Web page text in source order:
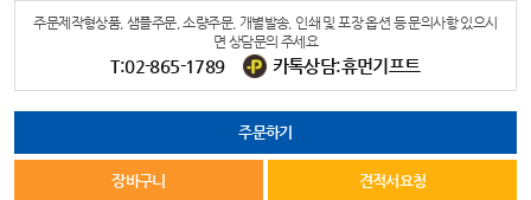
주문제작형상품, 샘플주문, 소량주문, 개별발송, 인쇄 및 포장 옵션 등 문의사항 있으시
면 상담문의 주세요
T:02-865-1789 카톡상담:휴먼기프트
주문하기
장바구니 견적서요청